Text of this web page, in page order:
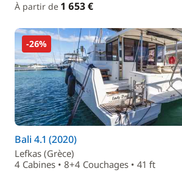
À partir de 1 653 €
-26%
Bali 4.1 (2020)
Lefkas (Grèce)
4 Cabines • 8+4 Couchages • 41 ft